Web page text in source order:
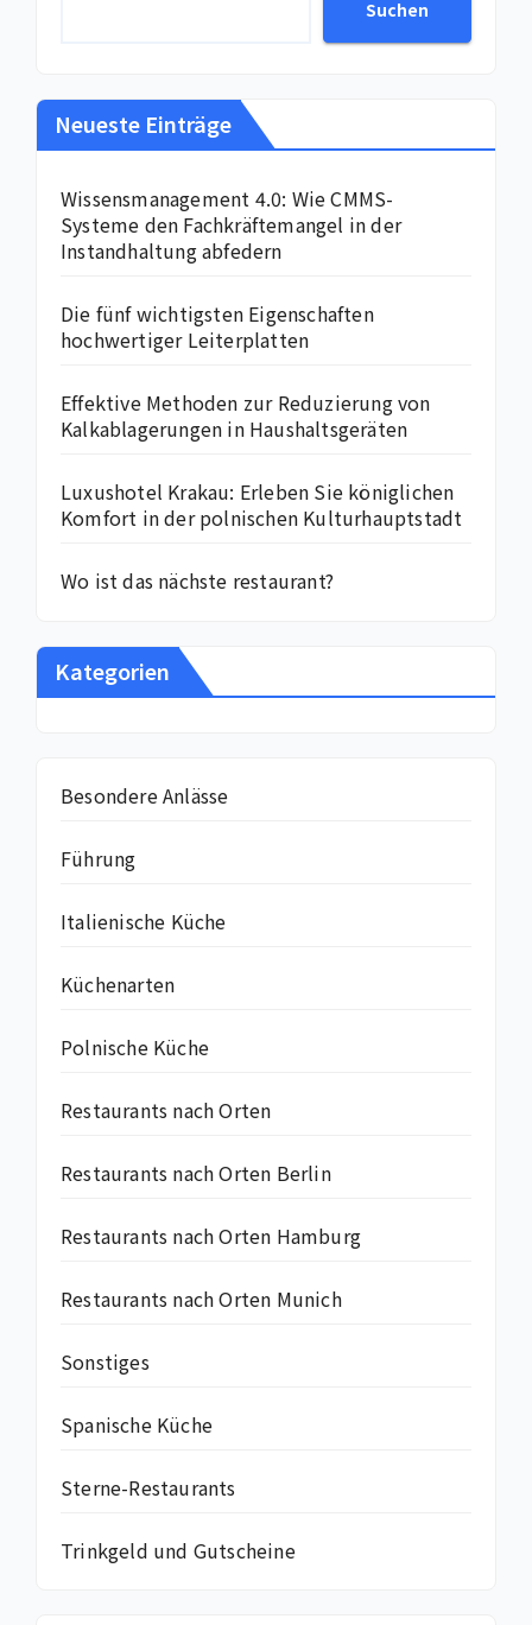
Suchen
Neueste Einträge
Wissensmanagement 4.0: Wie CMMS-
Systeme den Fachkräftemangel in der
Instandhaltung abfedern
Die fünf wichtigsten Eigenschaften
hochwertiger Leiterplatten
Effektive Methoden zur Reduzierung von
Kalkablagerungen in Haushaltsgeräten
Luxushotel Krakau: Erleben Sie königlichen
Komfort in der polnischen Kulturhauptstadt
Wo ist das nächste restaurant?
Kategorien
Besondere Anlässe
Führung
Italienische Küche
Küchenarten
Polnische Küche
Restaurants nach Orten
Restaurants nach Orten Berlin
Restaurants nach Orten Hamburg
Restaurants nach Orten Munich
Sonstiges
Spanische Küche
Sterne-Restaurants
Trinkgeld und Gutscheine